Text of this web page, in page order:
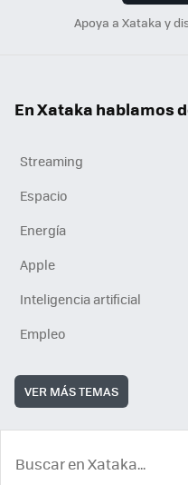
Apoya a Xataka y
En Xataka hablamos
Streaming
Espacio
Energía
Apple
Inteligencia artificial
Empleo
VER MÁS TEMAS